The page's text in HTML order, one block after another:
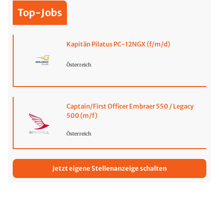
Top-Jobs
Kapitän Pilatus PC-12NGX (f/m/d)
Österreich
Captain/First Officer Embraer 550 / Legacy
500 (m/f)
Österreich
Jetzt eigene Stellenanzeige schalten